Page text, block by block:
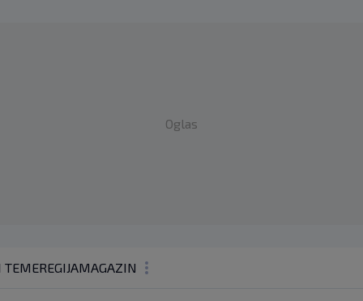
Oglas
TEMEREGIJAMAGAZIN